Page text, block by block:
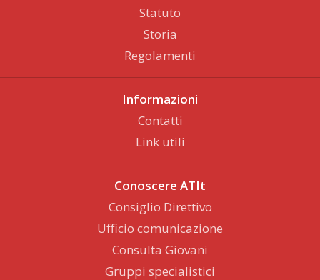
Statuto
Storia
Regolamenti
Informazioni
Contatti
Link utili
Conoscere ATIt
Consiglio Direttivo
Ufficio comunicazione
Consulta Giovani
Gruppi specialistici